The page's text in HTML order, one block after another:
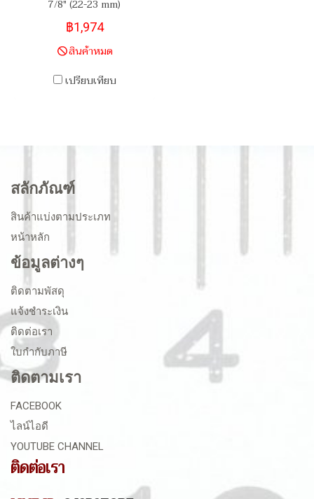
7/8" (22-23 mm)
฿1,974
สินค้าหมด
เปรียบเทียบ
สลักภัณฑ์
สินค้าแบ่งตามประเภท
หน้าหลัก
ข้อมูลต่างๆ
ติดตามพัสดุ
แจ้งชำระเงิน
ติดต่อเรา
ใบกำกับภาษี
ติดตามเรา
FACEBOOK
ไลน์ไอดี
YOUTUBE CHANNEL
ติดต่อเรา